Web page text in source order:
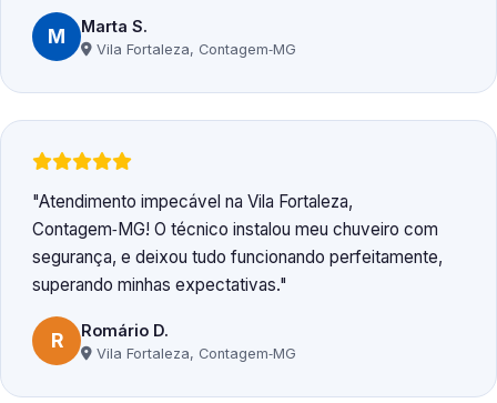
M Marta S.
Vila Fortaleza, Contagem‑MG
Atendimento impecável na Vila Fortaleza,
Contagem‑MG! O técnico instalou meu chuveiro com
segurança, e deixou tudo funcionando perfeitamente,
superando minhas expectativas.
R Romário D.
Vila Fortaleza, Contagem‑MG